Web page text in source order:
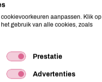
antiklontermiddel:
niet aanwezig
niet aanwezig
aanpassen. Klik op
gebruik van alle cookies, zoals
Prestatie
Advertenties